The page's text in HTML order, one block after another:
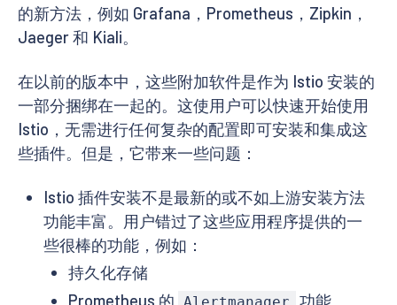
的新方法，例如 Grafana，Prometheus，Zipkin，
Jaeger 和 Kiali。
在以前的版本中，这些附加软件是作为 Istio 安装的
一部分捆绑在一起的。这使用户可以快速开始使用
Istio，无需进行任何复杂的配置即可安装和集成这
些插件。但是，它带来一些问题：
Istio 插件安装不是最新的或不如上游安装方法
功能丰富。用户错过了这些应用程序提供的一
些很棒的功能，例如：
持久化存储
Prometheus 的
功能